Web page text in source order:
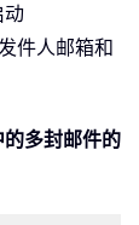
动
件人邮箱和
多封邮件的